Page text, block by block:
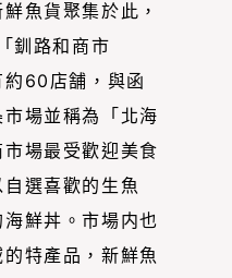
魚貨聚集於此，
釧路和商市
60店舗，與函
場並稱為「北海
場最受歡迎美食
選喜歡的生魚
鮮丼。市場内也
特產品，新鮮魚